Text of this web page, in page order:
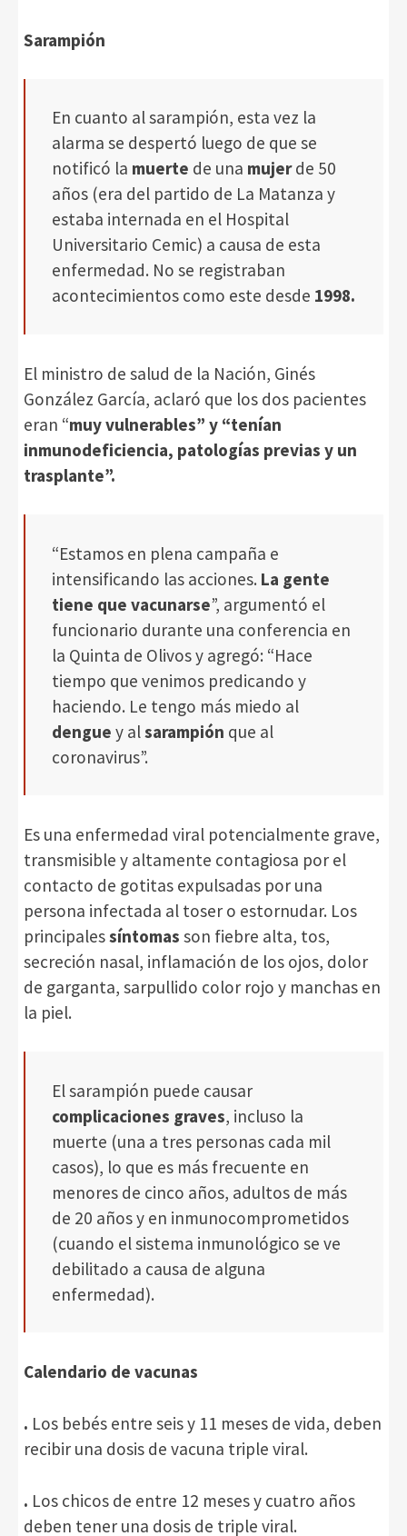
Sarampión
En cuanto al sarampión, esta vez la
alarma se despertó luego de que se
notificó la muerte de una mujerde 50
años (era del partido de La Matanza y
estaba internada en el Hospital
Universitario Cemic) a causa de esta
enfermedad. No se registraban
acontecimientos como este desde 1998.
El ministro de salud de la Nación, Ginés
González García, aclaró que los dos pacientes
eran “muy vulnerables” y “tenían
inmunodeficiencia, patologías previas y un
trasplante”.
“Estamos en plena campaña e
intensificando las acciones. La gente
tiene que vacunarse”, argumentó el
funcionario durante una conferencia en
la Quinta de Olivos y agregó: “Hace
tiempo que venimos predicando y
haciendo. Le tengo más miedo al
dengue y alsarampión que al
coronavirus”.
Es una enfermedad viral potencialmente grave,
transmisible y altamente contagiosa por el
contacto de gotitas expulsadas por una
persona infectada al toser o estornudar. Los
principalessíntomas son fiebre alta, tos,
secreción nasal, inflamación de los ojos, dolor
de garganta, sarpullido color rojo y manchas en
la piel.
El sarampión puede causar
complicaciones graves, incluso la
muerte (una a tres personas cada mil
casos), lo que es más frecuente en
menores de cinco años, adultos de más
de 20 años y en inmunocomprometidos
(cuando el sistema inmunológico se ve
debilitado a causa de alguna
enfermedad).
Calendario de vacunas
. Los bebés entre seis y 11 meses de vida, deben
recibir una dosis de vacuna triple viral.
. Los chicos de entre 12 meses y cuatro años
deben tener una dosis de triple viral.